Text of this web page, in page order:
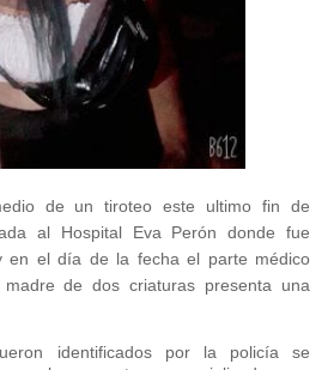
de un tiroteo este ultimo fin de
al Hospital Eva Perón donde fue
en el día de la fecha el parte médico
de dos criaturas presenta una
identificados por la policía se